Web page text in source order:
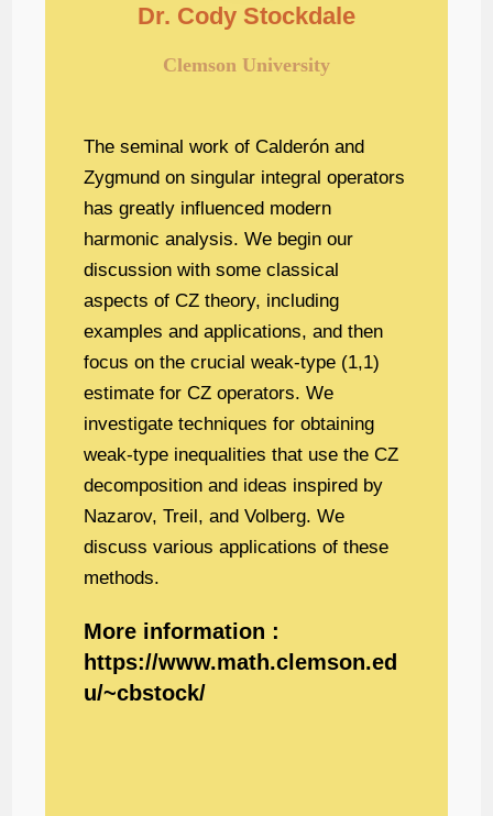
Dr. Cody Stockdale
Clemson University
The seminal work of Calderón and
Zygmund on singular integral operators
has greatly influenced modern
harmonic analysis. We begin our
discussion with some classical
aspects of CZ theory, including
examples and applications, and then
focus on the crucial weak-type (1,1)
estimate for CZ operators. We
investigate techniques for obtaining
weak-type inequalities that use the CZ
decomposition and ideas inspired by
Nazarov, Treil, and Volberg. We
discuss various applications of these
methods.
More information :
https://www.math.clemson.ed
u/~cbstock/